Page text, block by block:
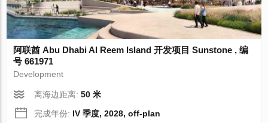
阿联酋 Abu Dhabi Al Reem Island 开发项目 Sunstone , 编
号 661971
Development
离海边距离:50 米
完成年份: IV 季度, 2028, off-plan